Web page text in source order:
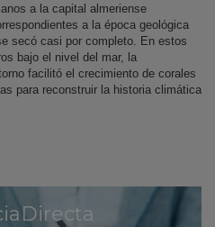
a la capital almeriense
a la época geológica
secó casi por completo. En estos
bajo el nivel del mar, la
facilitó el crecimiento de corales
para reconstruir la historia climática